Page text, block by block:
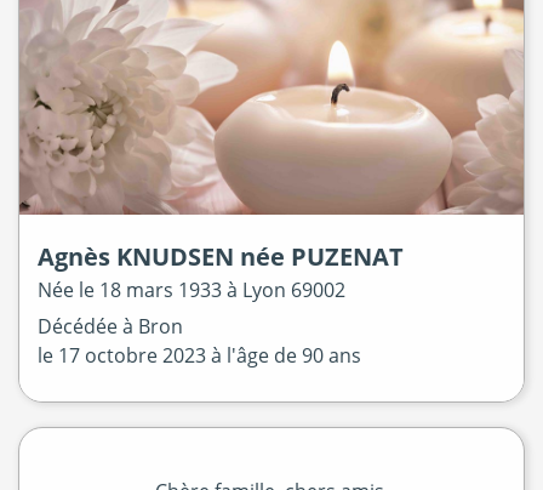
Agnès KNUDSEN née PUZENAT
Née le 18 mars 1933 à Lyon 69002
Décédée à Bron
le 17 octobre 2023à l'âge de 90 ans